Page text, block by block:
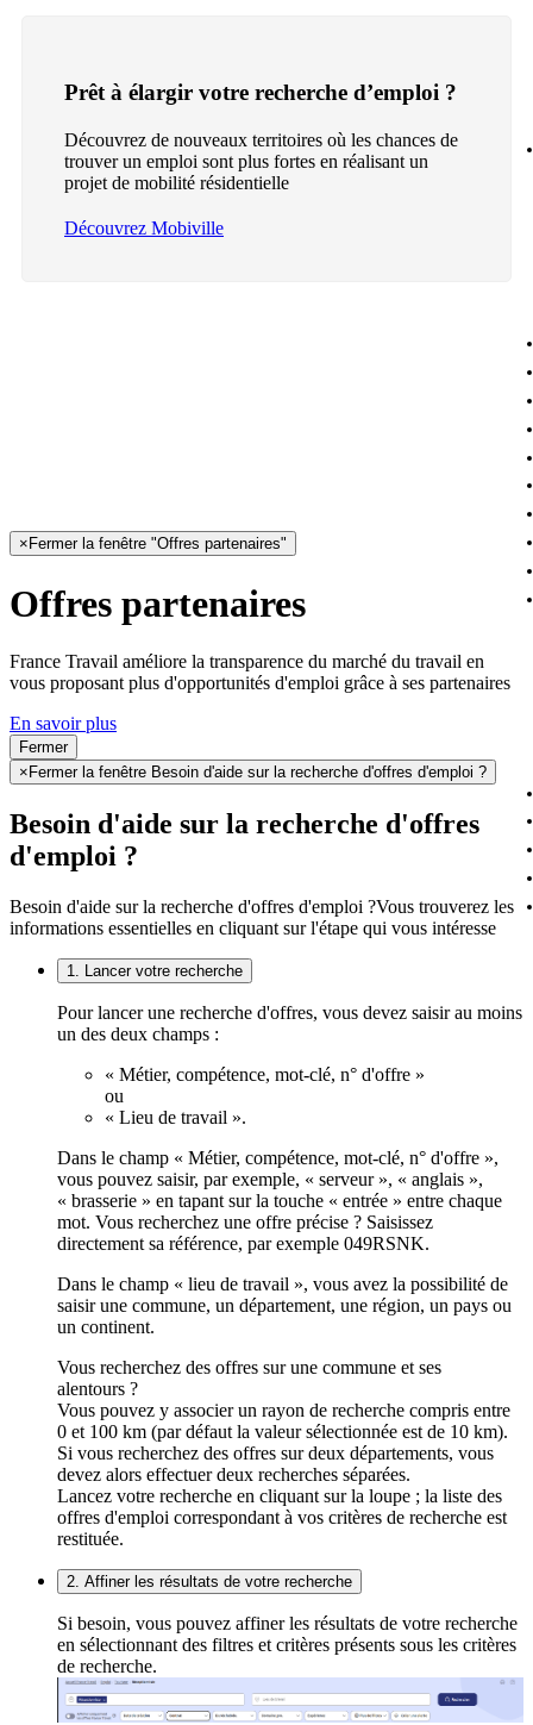
Prêt à élargir votre recherche d’emploi ?
Découvrez de nouveaux territoires où les chances de
trouver un emploi sont plus fortes en réalisant un
projet de mobilité résidentielle
Découvrez Mobiville
× Fermer la fenêtre "Offres partenaires"
Offres partenaires
France Travail améliore la transparence du marché du travail en
vous proposant plus d'opportunités d'emploi grâce à ses partenaires
En savoir plus
Fermer
× Fermer la fenêtre Besoin d'aide sur la recherche d'offres d'emploi ?
Besoin d'aide sur la recherche d'offres
d'emploi ?
Besoin d'aide sur la recherche d'offres d'emploi ?Vous trouverez les
informations essentielles en cliquant sur l'étape qui vous intéresse
1. Lancer votre recherche
Pour lancer une recherche d'offres, vous devez saisir au moins
un des deux champs :
« Métier, compétence, mot-clé, n° d'offre »
ou
« Lieu de travail ».
Dans le champ « Métier, compétence, mot-clé, n° d'offre »,
vous pouvez saisir, par exemple, « serveur », « anglais »,
« brasserie » en tapant sur la touche « entrée » entre chaque
mot. Vous recherchez une offre précise ? Saisissez
directement sa référence, par exemple 049RSNK.
Dans le champ « lieu de travail », vous avez la possibilité de
saisir une commune, un département, une région, un pays ou
un continent.
Vous recherchez des offres sur une commune et ses
alentours ?
Vous pouvez y associer un rayon de recherche compris entre
0 et 100 km (par défaut la valeur sélectionnée est de 10 km).
Si vous recherchez des offres sur deux départements, vous
devez alors effectuer deux recherches séparées.
Lancez votre recherche en cliquant sur la loupe ; la liste des
offres d'emploi correspondant à vos critères de recherche est
restituée.
2. Affiner les résultats de votre recherche
Si besoin, vous pouvez affiner les résultats de votre recherche
en sélectionnant des filtres et critères présents sous les critères
de recherche.